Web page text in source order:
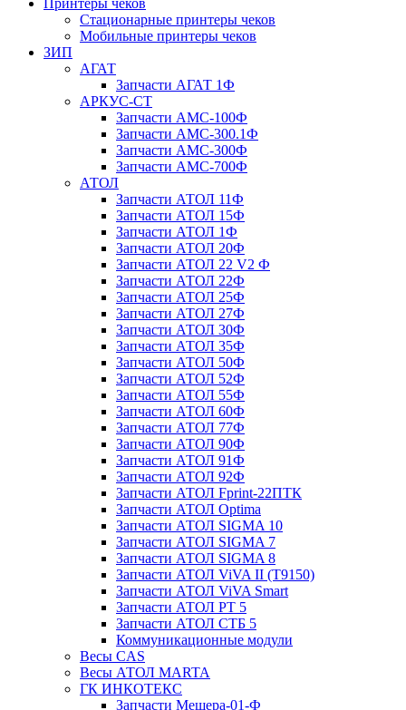
Принтеры чеков
Стационарные принтеры чеков
Мобильные принтеры чеков
ЗИП
АГАТ
Запчасти АГАТ 1Ф
АРКУС-СТ
Запчасти АМС-100Ф
Запчасти АМС-300.1Ф
Запчасти АМС-300Ф
Запчасти АМС-700Ф
АТОЛ
Запчасти АТОЛ 11Ф
Запчасти АТОЛ 15Ф
Запчасти АТОЛ 1Ф
Запчасти АТОЛ 20Ф
Запчасти АТОЛ 22 V2 Ф
Запчасти АТОЛ 22Ф
Запчасти АТОЛ 25Ф
Запчасти АТОЛ 27Ф
Запчасти АТОЛ 30Ф
Запчасти АТОЛ 35Ф
Запчасти АТОЛ 50Ф
Запчасти АТОЛ 52Ф
Запчасти АТОЛ 55Ф
Запчасти АТОЛ 60Ф
Запчасти АТОЛ 77Ф
Запчасти АТОЛ 90Ф
Запчасти АТОЛ 91Ф
Запчасти АТОЛ 92Ф
Запчасти АТОЛ Fprint-22ПТК
Запчасти АТОЛ Optima
Запчасти АТОЛ SIGMA 10
Запчасти АТОЛ SIGMA 7
Запчасти АТОЛ SIGMA 8
Запчасти АТОЛ ViVA II (T9150)
Запчасти АТОЛ ViVA Smart
Запчасти АТОЛ РТ 5
Запчасти АТОЛ СТБ 5
Коммуникационные модули
Весы CAS
Весы АТОЛ MARTA
ГК ИНКОТЕКС
Запчасти Мещера-01-Ф